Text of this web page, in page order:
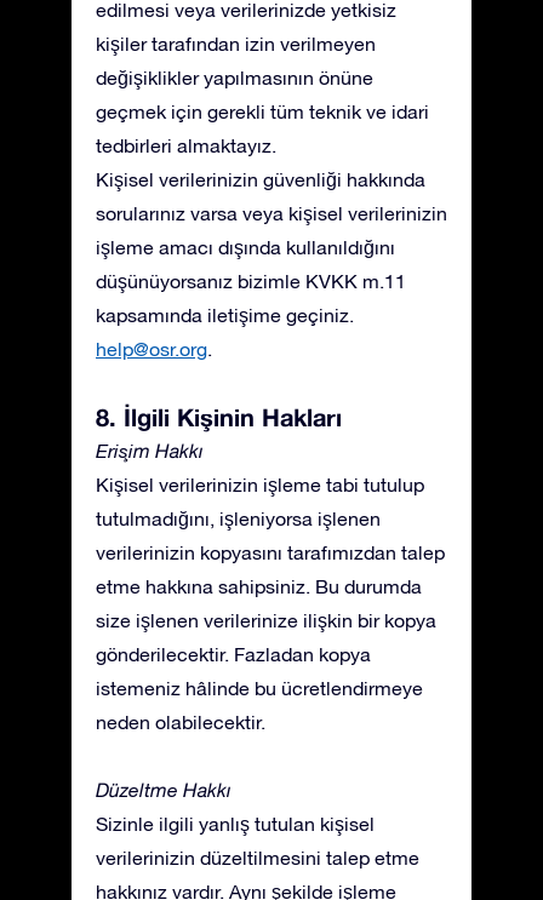
edilmesi veya verilerinizde yetkisiz
kişiler tarafından izin verilmeyen
değişiklikler yapılmasının önüne
geçmek için gerekli tüm teknik ve idari
tedbirleri almaktayız.
Kişisel verilerinizin güvenliği hakkında
sorularınız varsa veya kişisel verilerinizin
işleme amacı dışında kullanıldığını
düşünüyorsanız bizimle KVKK m.11
kapsamında iletişime geçiniz.
help@osr.org.
8. İlgili Kişinin Hakları
Erişim Hakkı
Kişisel verilerinizin işleme tabi tutulup
tutulmadığını, işleniyorsa işlenen
verilerinizin kopyasını tarafımızdan talep
etme hakkına sahipsiniz. Bu durumda
size işlenen verilerinize ilişkin bir kopya
gönderilecektir. Fazladan kopya
istemeniz hâlinde bu ücretlendirmeye
neden olabilecektir.
Düzeltme Hakkı
Sizinle ilgili yanlış tutulan kişisel
verilerinizin düzeltilmesini talep etme
hakkınız vardır. Aynı şekilde işleme